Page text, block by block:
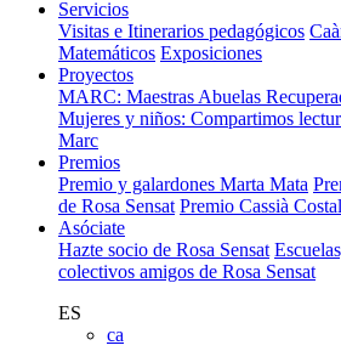
Servicios
Visitas e Itinerarios pedagógicos
Matemáticos Exposiciones
Proyectos
MARC: Maestras Abuelas
Mujeres y niños: Compartimos
Marc
Premios
Premio y galardones Marta Mata
de Rosa Sensat Premio Cassià Costal
Asóciate
Hazte socio de Rosa Sensat
colectivos amigos de Rosa Sensat
ES
ca